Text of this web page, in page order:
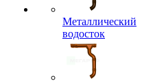
Металлический
водосток